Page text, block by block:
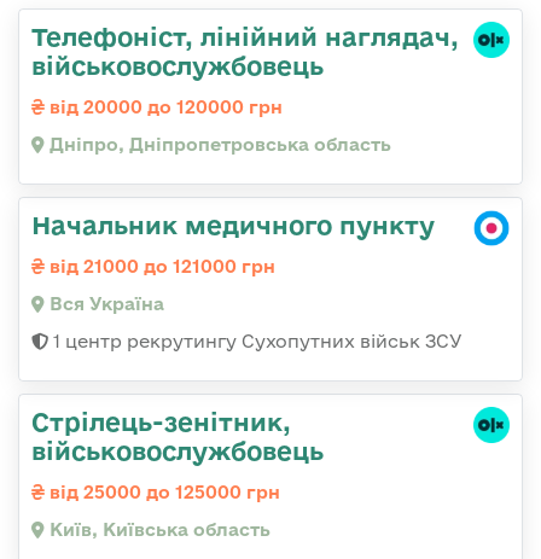
Телефоніст, лінійний наглядач,
військовослужбовець
від 20000 до 120000 грн
Дніпро, Дніпропетровська область
Начальник медичного пункту
від 21000 до 121000 грн
Вся Україна
1 центр рекрутингу Сухопутних військ ЗСУ
Стpілець-зенітник,
військовослужбовець
від 25000 до 125000 грн
Київ, Київська область